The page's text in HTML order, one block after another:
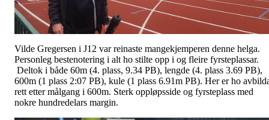
Vilde Gregersen i J12 var reinaste mangekjemperen denne helga.
Personleg bestenotering i alt ho stilte opp i og fleire fyrsteplassar.
Deltok i både 60m (4. plass, 9.34 PB), lengde (4. plass 3.69 PB),
600m (1 plass 2:07 PB), kule (1 plass 6.91m PB). Her er ho
rett etter målgang i 600m. Sterk oppløpsside og fyrsteplass med
nokre hundredelars margin.